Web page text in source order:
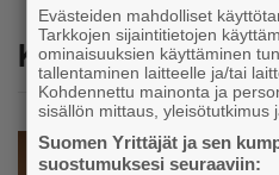
Katso myös
Evästeiden mahdolliset
Tarkkojen sijaintitietojen
ominaisuuksien käyttäminen
tallentaminen laitteelle ja/tai
Kohdennettu mainonta ja
sisällön mittaus, yleisötutkimus
Suomen Yrittäjät ja sen
suostumuksesi seuraaviin: